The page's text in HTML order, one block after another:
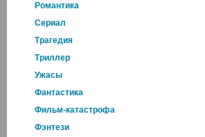
Романтика
Cериал
Трагедия
Триллер
Ужасы
Фантастика
Фильм-катастрофа
Фэнтези